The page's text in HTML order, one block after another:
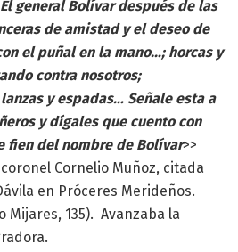
general Bolívar después de las
de amistad y el deseo de
el puñal en la mano…; horcas y
contra nosotros;
y espadas… Señale esta a
y dígales que cuento con
fien del nombre de Bolívar>>
Cornelio Muñoz, citada
en Próceres Merideños.
Mijares, 135). Avanzaba la